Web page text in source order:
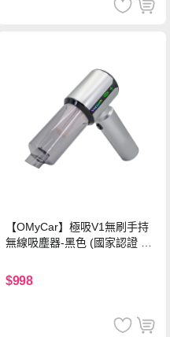
【OMyCar】極吸V1無刷手持
無線吸塵器-黑色 (國家認證 一
吸充吹抽四合一 除塵 抽真空 車
家兩用
$998